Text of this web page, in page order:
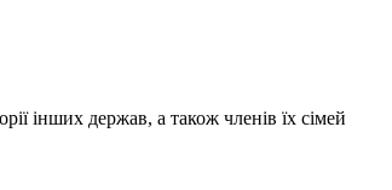
інших держав, а також членів їх сімей